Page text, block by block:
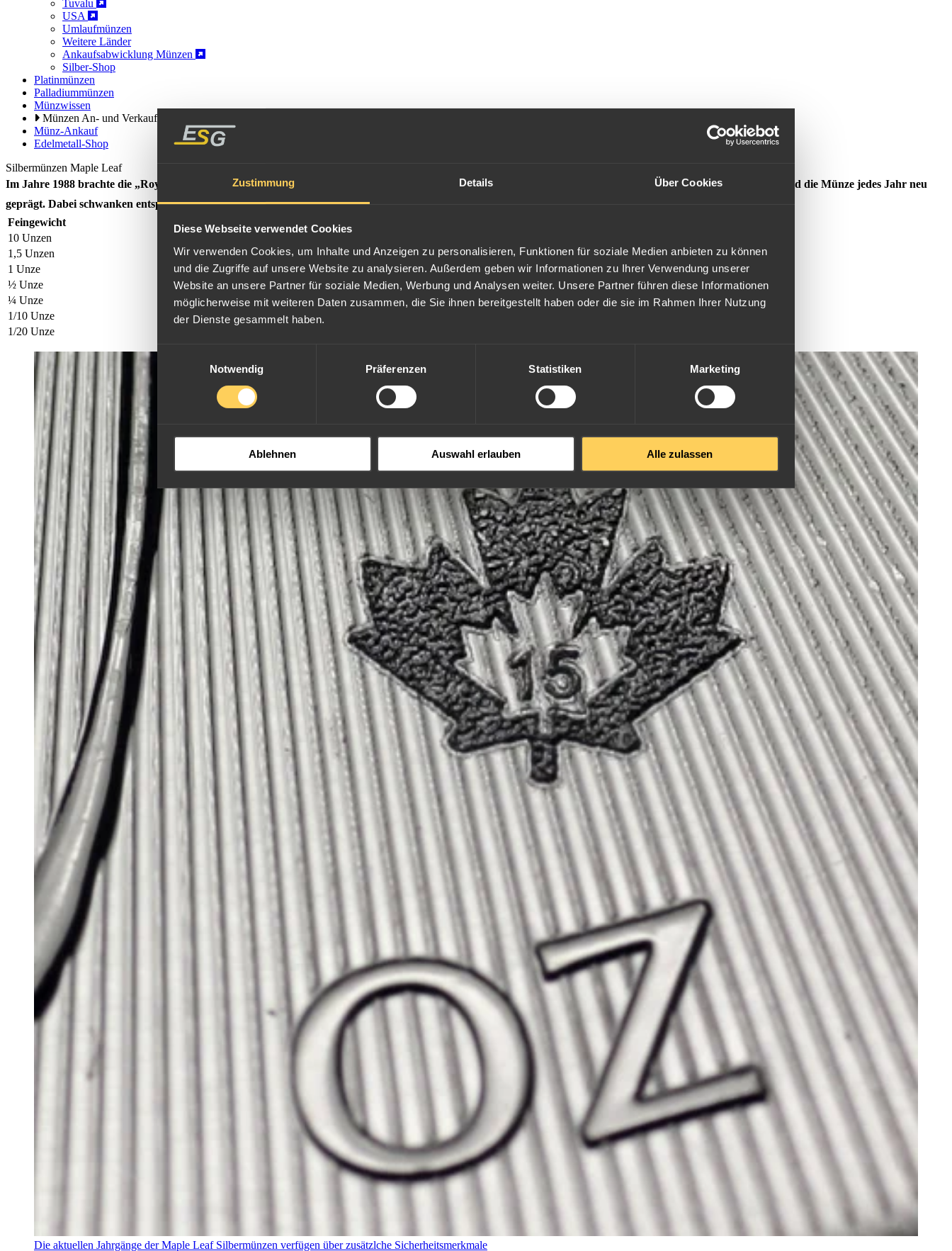
Zustimmung Details Über Cookies
Diese Webseite verwendet Cookies
Wir verwenden Cookies, um Inhalte und Anzeigen zu personalisieren, Funktionen für soziale Medien anbieten zu können
und die Zugriffe auf unsere Website zu analysieren. Außerdem geben wir Informationen zu Ihrer Verwendung unserer
Website an unsere Partner für soziale Medien, Werbung und Analysen weiter. Unsere Partner führen diese Informationen
möglicherweise mit weiteren Daten zusammen, die Sie ihnen bereitgestellt haben oder die sie im Rahmen Ihrer Nutzung
der Dienste gesammelt haben.
Einwilligungsauswahl
Notwendig
Präferenzen Statistiken Marketing
Ablehnen Auswahl erlauben Alle zulassen
Tuvalu
USA
Umlaufmünzen
Weitere Länder
Ankaufsabwicklung Münzen
Silber-Shop
Platinmünzen
Palladiummünzen
Münzwissen
Münzen An- und Verkauf
Münz-Ankauf
Edelmetall-Shop
Silbermünzen Maple Leaf
Im Jahre 1988 brachte die „Royal Canadian Mint“ in Erstauflage die Maple Leaf 1 Unzen Silbermünze in einer Auflage von 1,1 Millionen Stück heraus. Seitdem wird die Münze jedes Jahr neu
geprägt. Dabei schwanken entsprechend der Marktnachfrage die Mengen zwischen 300.000 und 3,3 Millionen Stück.
Feingewicht
10 Unzen
1,5 Unzen
8 Ca$ 46,65 g
38,0 mm x 4,50 mm
1 Unze
5 Ca$ 31,10 g
38,0 mm x 3,15 mm
½ Unze
4 Ca$ 15,55 g
34,0 mm x 2,10 mm
¼ Unze
3 Ca$ 7,77 g
27,0 mm x 1,80 mm
1/10 Unze
2 Ca$
1/20 Unze
Die aktuellen Jahrgänge der Maple Leaf Silbermünzen verfügen über zusätzlche Sicherheitsmerkmale